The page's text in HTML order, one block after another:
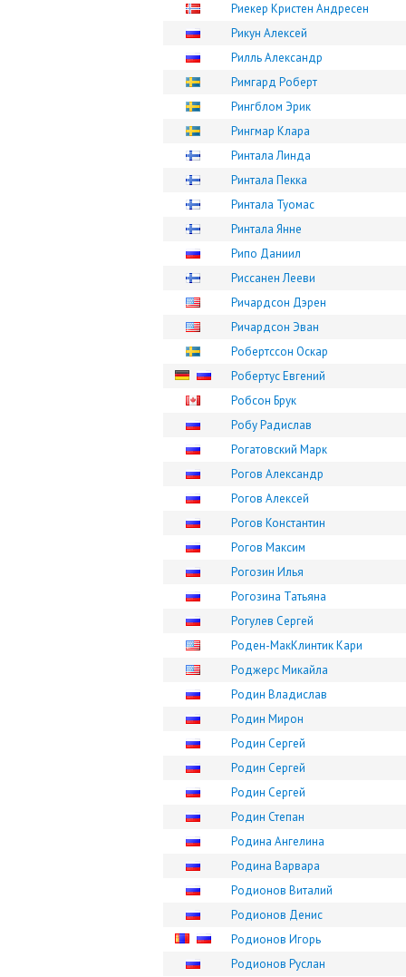
Риекер Кристен Андресен
Рикун Алексей
Рилль Александр
Римгард Роберт
Рингблом Эрик
Рингмар Клара
Ринтала Линда
Ринтала Пекка
Ринтала Туомас
Ринтала Янне
Рипо Даниил
Риссанен Лееви
Ричардсон Дэрен
Ричардсон Эван
Робертссон Оскар
Робертус Евгений
Робсон Брук
Робу Радислав
Рогатовский Марк
Рогов Александр
Рогов Алексей
Рогов Константин
Рогов Максим
Рогозин Илья
Рогозина Татьяна
Рогулев Сергей
Роден-МакКлинтик Кари
Роджерс Микайла
Родин Владислав
Родин Мирон
Родин Сергей
Родин Сергей
Родин Сергей
Родин Степан
Родина Ангелина
Родина Варвара
Родионов Виталий
Родионов Денис
Родионов Игорь
Родионов Руслан